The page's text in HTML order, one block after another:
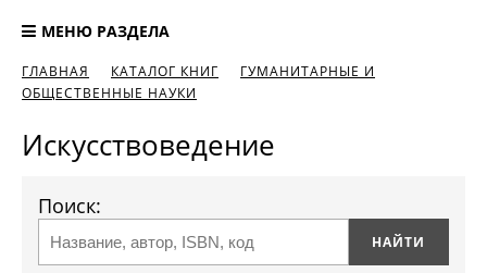
МЕНЮ РАЗДЕЛА
ГЛАВНАЯ КАТАЛОГ КНИГ
ГУМАНИТАРНЫЕ И
ОБЩЕСТВЕННЫЕ НАУКИ
Искусствоведение
Поиск: